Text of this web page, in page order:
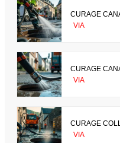
CURAGE
VIA
CURAGE
VIA
CURAGE
VIA